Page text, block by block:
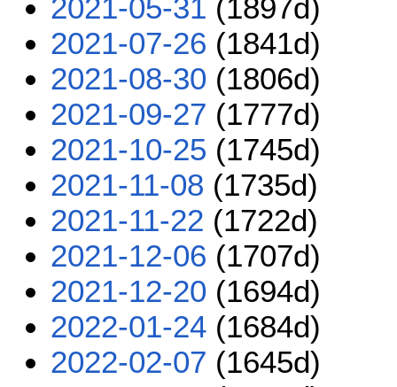
2021-05-31 (1897d)
2021-07-26 (1841d)
2021-08-30 (1806d)
2021-09-27 (1777d)
2021-10-25 (1745d)
2021-11-08 (1735d)
2021-11-22 (1722d)
2021-12-06 (1707d)
2021-12-20 (1694d)
2022-01-24 (1684d)
2022-02-07 (1645d)